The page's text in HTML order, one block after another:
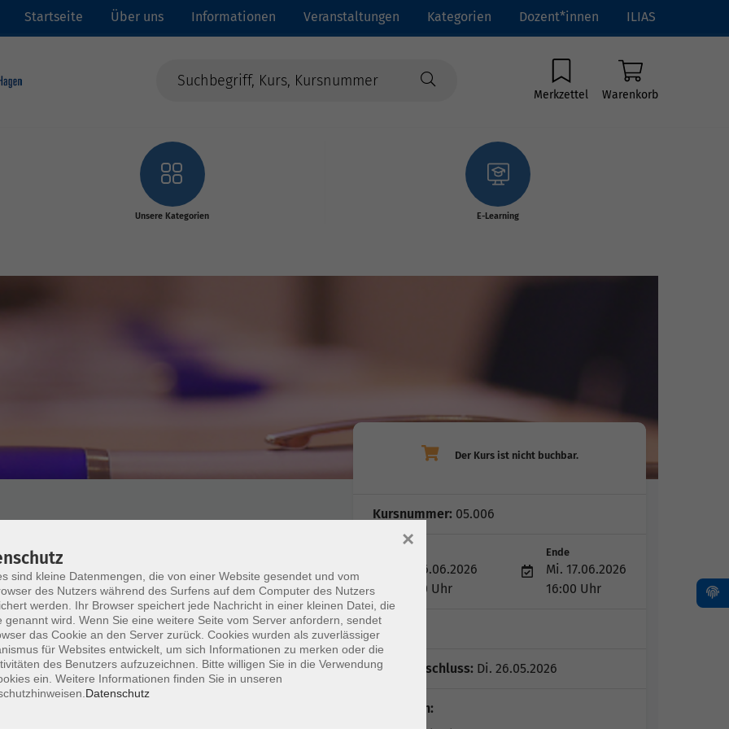
Startseite Über uns Informationen Veranstaltungen Kategorien Dozent*innen ILIAS
Merkzettel Warenkorb
Unsere Kategorien E-Learning
in Universitäten
der Universitäten
Kursnummer: 05.006
Di. 16.06.2026
10:00 Uhr
Ende
Mi. 17.06.2026
16:00 Uhr
2 Tage
Anmeldeschluss: Di. 26.05.2026
Dozent*in:
sind kleine Datenmengen, die von einer Website gesendet und vom
des Nutzers während des Surfens auf dem Computer des Nutzers
werden. Ihr Browser speichert jede Nachricht in einer kleinen Datei, die
genannt wird. Wenn Sie eine weitere Seite vom Server anfordern, sendet
das Cookie an den Server zurück. Cookies wurden als zuverlässiger
für Websites entwickelt, um sich Informationen zu merken oder die
des Benutzers aufzuzeichnen. Bitte willigen Sie in die Verwendung
ein. Weitere Informationen finden Sie in unseren
Datenschutz
×